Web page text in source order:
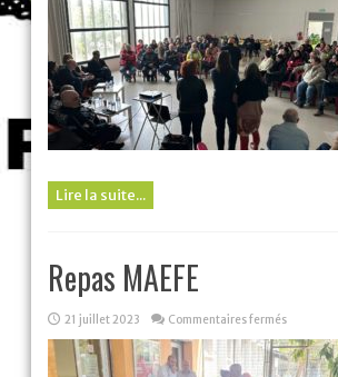
Lire la suite...
Repas MAEFE
21 juillet 2023 Commentaires ferméssur
MAEFE